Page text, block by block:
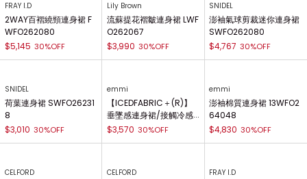
FRAY I.D
2WAY百褶繞頸連身裙 F
WFO262080
$5,145 30%OFF
Lily Brown
流蘇提花褶皺連身裙 LWF
O262067
$3,990 30%OFF
SNIDEL
澎袖氣球剪裁迷你連身裙
SWFO262080
$4,767 30%OFF
SNIDEL
荷葉連身裙 SWFO26231
8
$3,010 30%OFF
emmi
【ICEDFABRIC＋(R)】
垂墜感連身裙/接觸冷感 1
3WCO262051
$3,570 30%OFF
emmi
澎袖棉質連身裙 13WFO2
64048
$4,830 30%OFF
CELFORD CELFORD FRAY I.D